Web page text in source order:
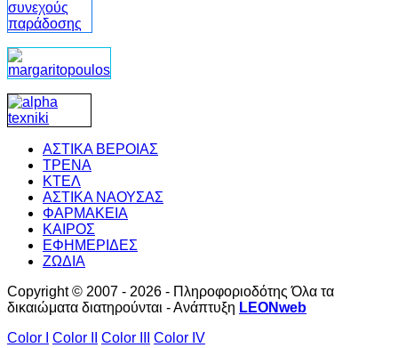
ΑΣΤΙΚΑ ΒΕΡΟΙΑΣ
ΤΡΕΝΑ
ΚΤΕΛ
ΑΣΤΙΚΑ ΝΑΟΥΣΑΣ
ΦΑΡΜΑΚΕΙΑ
ΚΑΙΡΟΣ
ΕΦΗΜΕΡΙΔΕΣ
ΖΩΔΙΑ
Copyright © 2007 - 2026 - Πληροφοριοδότης Όλα τα
δικαιώματα διατηρούνται - Ανάπτυξη LEONweb
Color I
Color II Color III Color IV